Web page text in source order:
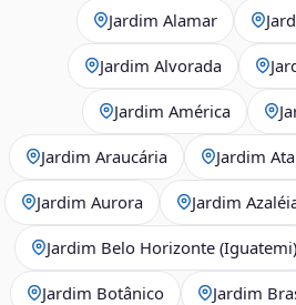
Jardim Alamar
Jardim Alvorada
Jardim América
Jardim Araucária Jardim
Jardim Aurora Jardim
Jardim Belo Horizonte (Iguatemi)
Jardim Botânico Jardim